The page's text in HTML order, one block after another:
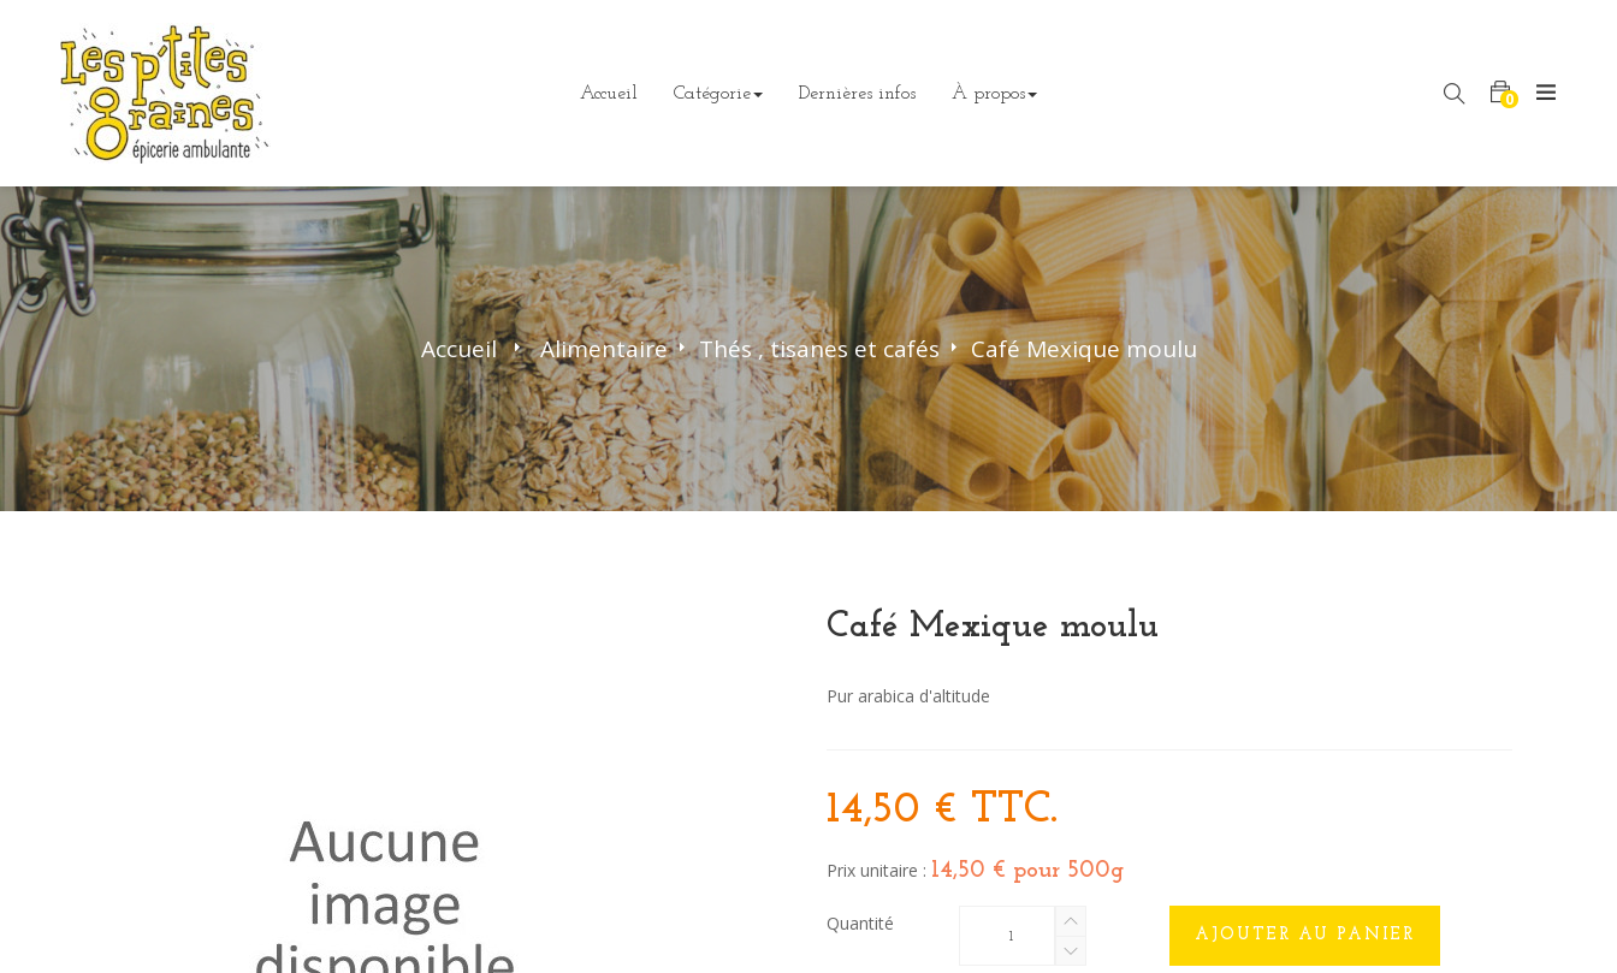
Accueil Catégorie Dernières infos À propos 0
Accueil > Alimentaire >Thés , tisanes et cafés >Café Mexique moulu
Café Mexique moulu
Pur arabica d'altitude
14,50 € TTC.
Prix unitaire : 14,50 € pour 500g
Quantité
AJOUTER AU PANIER